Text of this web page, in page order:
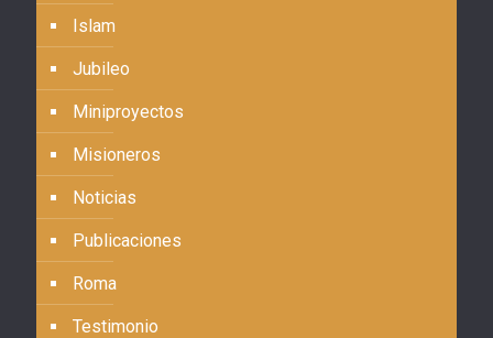
Islam
Jubileo
Miniproyectos
Misioneros
Noticias
Publicaciones
Roma
Testimonio